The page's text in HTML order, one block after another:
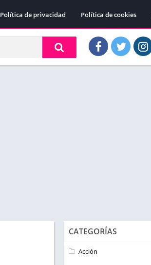
Política de privacidad Política de cookies
CATEGORÍAS
Acción